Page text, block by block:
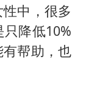
中，很多
降低10%
帮助，也